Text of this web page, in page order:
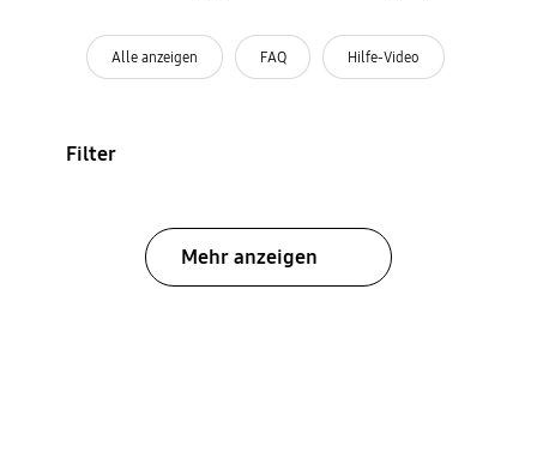
Alle anzeigen FAQ Hilfe-Video
Filter
Mehr anzeigen